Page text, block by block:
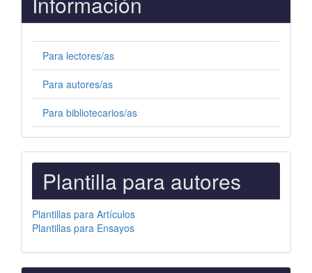
Para lectores/as
Para autores/as
Para bibliotecarios/as
PLANTILLAS
PARA
AUTORES
Plantilla para autores
Plantillas para Artículos
Plantillas para Ensayos